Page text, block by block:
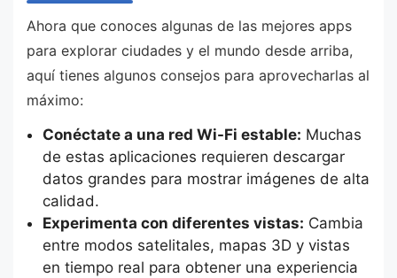
Ahora que conoces algunas de las mejores apps
para explorar ciudades y el mundo desde arriba,
aquí tienes algunos consejos para aprovecharlas al
máximo:
Conéctate a una red Wi-Fi estable: Muchas
de estas aplicaciones requieren descargar
datos grandes para mostrar imágenes de alta
calidad.
Experimenta con diferentes vistas: Cambia
entre modos satelitales, mapas 3D y vistas
en tiempo real para obtener una experiencia